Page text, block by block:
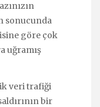
sonucunda
göre çok
uğramış
veri trafiği
bir